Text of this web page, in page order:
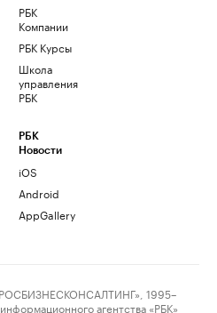
РБК
Компании
РБК Курсы
Школа
управления
РБК
РБК
Новости
iOS
Android
AppGallery
1995–
агентства «РБК»